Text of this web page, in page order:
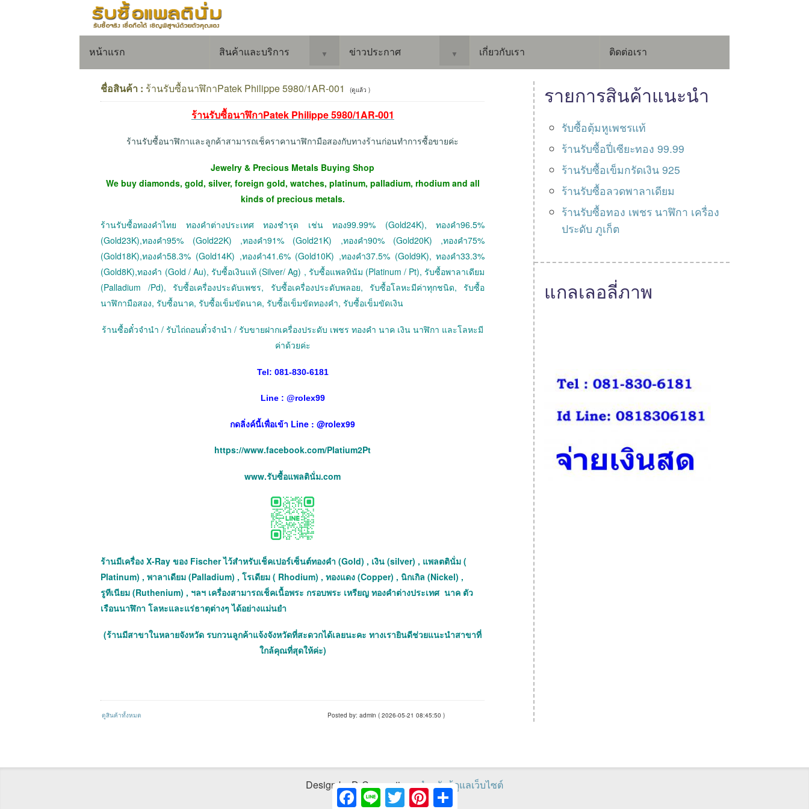
Facebook
Line Twitter PinterestShare
หน้าแรก สินค้าและบริการ ▼ ข่าวประกาศ ▼ เกี่ยวกับเรา ติดต่อเรา
ชื่อสินค้า : ร้านรับซื้อนาฬิกาPatek Philippe 5980/1AR-001 (ดูแล้ว )
ร้านรับซื้อนาฬิกาPatek Philippe 5980/1AR-001
ร้านรับซื้อนาฬิกาและลูกค้าสามารถเช็คราคานาฬิกามือสองกับทางร้านก่อนทำการซื้อขายค่ะ
Jewelry & Precious Metals Buying Shop
We buy diamonds, gold, silver, foreign gold, watches, platinum, palladium, rhodium and all
kinds of precious metals.
ร้านรับซื้อทองคำไทย ทองคำต่างประเทศ ทองชำรุด เช่น ทอง99.99% (Gold24K), ทองคำ96.5%
(Gold23K),ทองคำ95% (Gold22K) ,ทองคำ91% (Gold21K) ,ทองคำ90% (Gold20K) ,ทองคำ75%
(Gold18K),ทองคำ58.3% (Gold14K) ,ทองคำ41.6% (Gold10K) ,ทองคำ37.5% (Gold9K), ทองคำ33.3%
(Gold8K),ทองคำ (Gold / Au), รับซื้อเงินแท้ (Silver/ Ag) , รับซื้อแพลทินัม (Platinum / Pt), รับซื้อพาลาเดียม
(Palladium /Pd), รับซื้อเครื่องประดับเพชร, รับซื้อเครื่องประดับพลอย, รับซื้อโลหะมีค่าทุกชนิด, รับซื้อ
นาฬิกามือสอง, รับซื้อนาค, รับซื้อเข็มขัดนาค, รับซื้อเข็มขัดทองคำ, รับซื้อเข็มขัดเงิน
ร้านซื้อตั๋วจำนำ / รับไถ่ถอนตั๋วจำนำ / รับขายฝากเครื่องประดับ เพชร ทองคำ นาค เงิน นาฬิกา และโลหะมี
ค่าด้วยค่ะ
Tel: 081-830-6181
Line : @rolex99
กดลิ่งค์นี้เพื่อเข้า Line : @rolex99
https://www.facebook.com/Platium2Pt
www.รับซื้อแพลตินั่ม.com
ร้านมีเครื่อง X-Ray ของ Fischer ไว้สำหรับเช็คเปอร์เซ็นต์ทองคำ (Gold) , เงิน (silver) , แพลตตินั่ม (
Platinum) , พาลาเดียม (Palladium) , โรเดียม ( Rhodium) , ทองแดง (Copper) , นิกเกิล (Nickel) ,
รูทีเนียม (Ruthenium) , ฯลฯ เครื่องสามารถเช็คเนื้อพระ กรอบพระ เหรียญ ทองคำต่างประเทศ นาค ตัว
เรือนนาฬิกา โลหะและแร่ธาตุต่างๆ ได้อย่างแม่นยำ
(ร้านมีสาขาในหลายจังหวัด รบกวนลูกค้าแจ้งจังหวัดที่สะดวกได้เลยนะคะ ทางเรายินดีช่วยแนะนำสาขาที่
ใกล้คุณที่สุดให้ค่ะ)
ดูสินค้าทั้งหมด Posted by: admin ( 2026-05-21 08:45:50 )
รายการสินค้าแนะนำ
รับซื้อตุ้มหูเพชรแท้
ร้านรับซื้อปี่เซียะทอง 99.99
ร้านรับซื้อเข็มกรัดเงิน 925
ร้านรับซื้อลวดพาลาเดียม
ร้านรับซื้อทอง เพชร นาฬิกา เครื่อง
ประดับ ภูเก็ต
แกลเลอลี่ภาพ
Design by D-Connectionsสำหรับผู้ดูแลเว็บไซต์